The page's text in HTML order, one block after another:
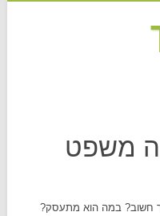
משפט
חשוב? במה הוא מתעסק?